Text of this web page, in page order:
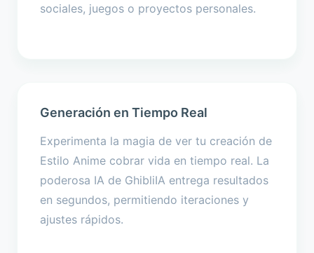
sociales, juegos o proyectos personales.
Generación en Tiempo Real
Experimenta la magia de ver tu creación de
Estilo Anime cobrar vida en tiempo real. La
poderosa IA de GhibliIA entrega resultados
en segundos, permitiendo iteraciones y
ajustes rápidos.